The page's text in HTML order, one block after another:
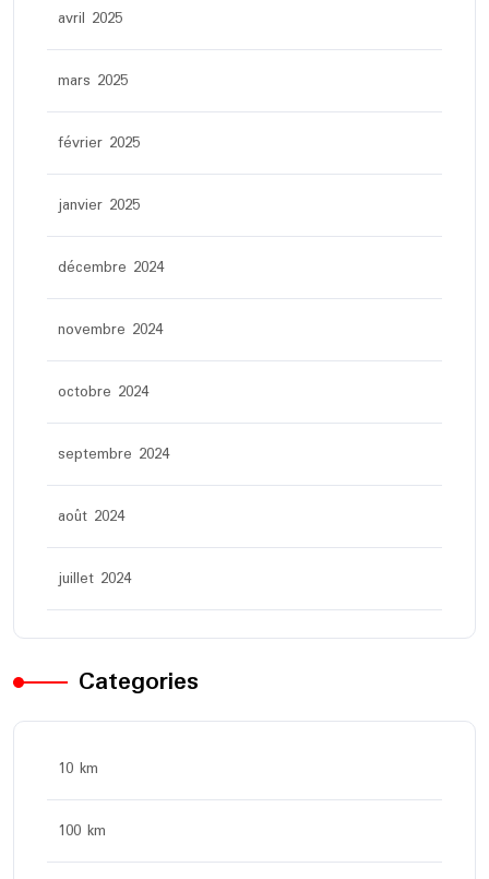
avril 2025
mars 2025
février 2025
janvier 2025
décembre 2024
novembre 2024
octobre 2024
septembre 2024
août 2024
juillet 2024
Categories
10 km
100 km